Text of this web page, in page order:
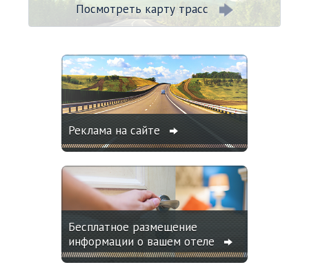
Посмотреть карту трасс
Реклама на сайте
Бесплатное размещение
информации о вашем отеле